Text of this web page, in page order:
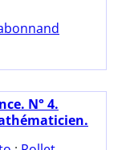
N° 4.